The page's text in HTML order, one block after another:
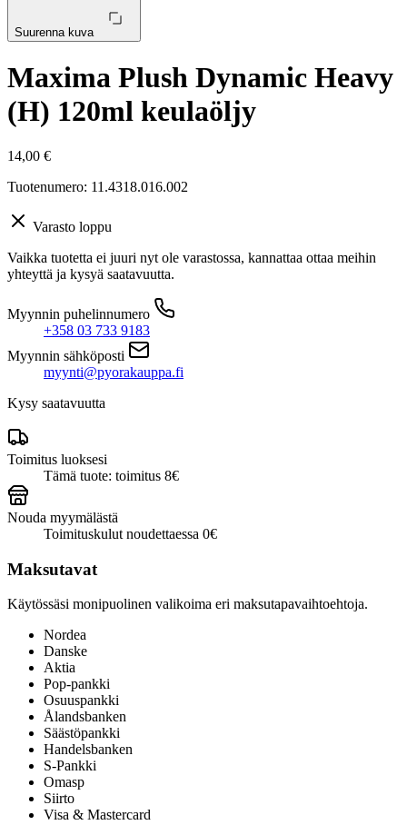
Suurenna kuva
Maxima Plush Dynamic Heavy
(H) 120ml keulaöljy
14,00 €
Tuotenumero: 11.4318.016.002
Varasto loppu
Vaikka tuotetta ei juuri nyt ole varastossa, kannattaa ottaa meihin
yhteyttä ja kysyä saatavuutta.
Myynnin puhelinnumero
+358 03 733 9183
Myynnin sähköposti
myynti@pyorakauppa.fi
Kysy saatavuutta
Toimitus luoksesi
Tämä tuote: toimitus 8€
Nouda myymälästä
Toimituskulut noudettaessa 0€
Maksutavat
Käytössäsi monipuolinen valikoima eri maksutapavaihtoehtoja.
Nordea
Danske
Aktia
Pop-pankki
Osuuspankki
Ålandsbanken
Säästöpankki
Handelsbanken
S-Pankki
Omasp
Siirto
Visa & Mastercard